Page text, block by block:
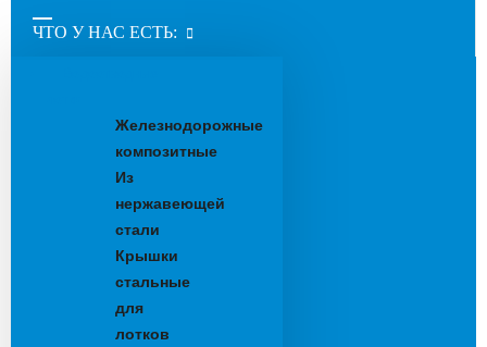
ЧТО У НАС ЕСТЬ:
Железнодорожные
композитные
Из
нержавеющей
стали
Крышки
стальные
для
лотков